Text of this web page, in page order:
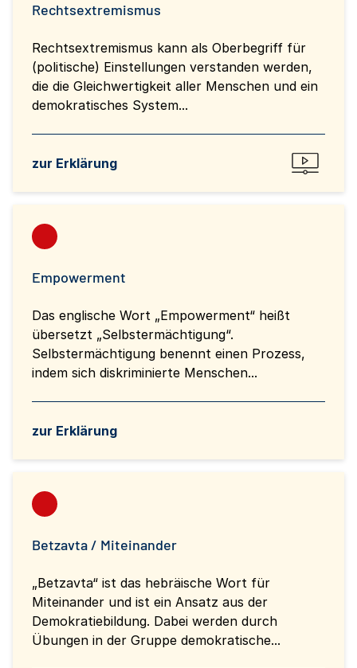
Rechtsextremismus
Rechtsextremismus kann als Oberbegriff für
(politische) Einstellungen verstanden werden,
die die Gleichwertigkeit aller Menschen und ein
demokratisches System...
zur Erklärung
Empowerment
Das englische Wort „Empowerment“ heißt
übersetzt „Selbstermächtigung“.
Selbstermächtigung benennt einen Prozess,
indem sich diskriminierte Menschen...
zur Erklärung
Betzavta / Miteinander
„Betzavta“ ist das hebräische Wort für
Miteinander und ist ein Ansatz aus der
Demokratiebildung. Dabei werden durch
Übungen in der Gruppe demokratische...